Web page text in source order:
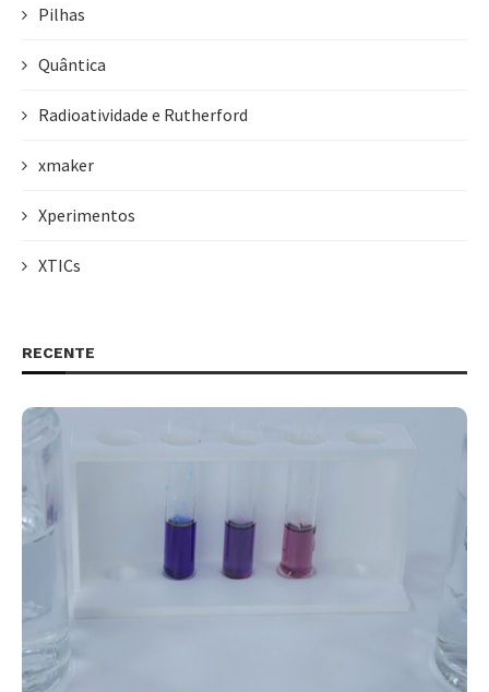
Pilhas
Quântica
Radioatividade e Rutherford
xmaker
Xperimentos
XTICs
RECENTE